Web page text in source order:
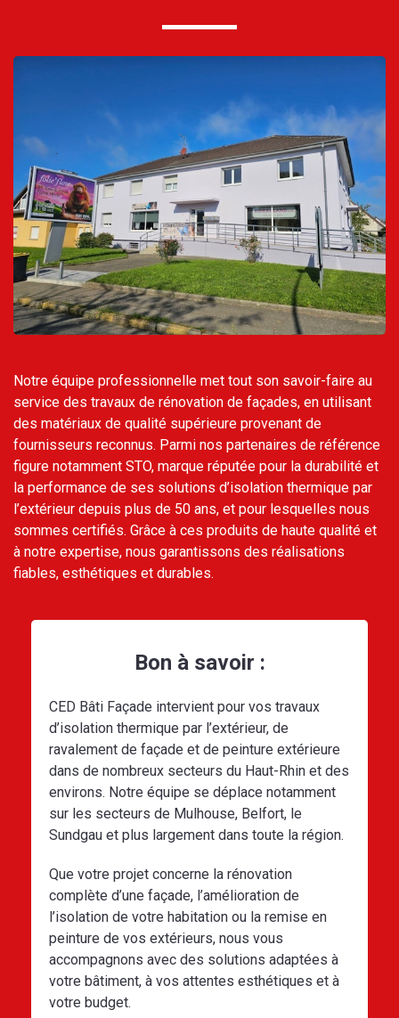
Notre équipe professionnelle met tout son savoir-faire au
service des travaux de rénovation de façades, en utilisant
des matériaux de qualité supérieure provenant de
fournisseurs reconnus. Parmi nos partenaires de référence
figure notamment STO, marque réputée pour la durabilité et
la performance de ses solutions d’isolation thermique par
l’extérieur depuis plus de 50 ans, et pour lesquelles nous
sommes certifiés. Grâce à ces produits de haute qualité et
à notre expertise, nous garantissons des réalisations
fiables, esthétiques et durables.
Bon à savoir :
CED Bâti Façade intervient pour vos travaux
d’isolation thermique par l’extérieur, de
ravalement de façade et de peinture extérieure
dans de nombreux secteurs du Haut-Rhin et des
environs. Notre équipe se déplace notamment
sur les secteurs de Mulhouse, Belfort, le
Sundgau et plus largement dans toute la région.
Que votre projet concerne la rénovation
complète d’une façade, l’amélioration de
l’isolation de votre habitation ou la remise en
peinture de vos extérieurs, nous vous
accompagnons avec des solutions adaptées à
votre bâtiment, à vos attentes esthétiques et à
votre budget.